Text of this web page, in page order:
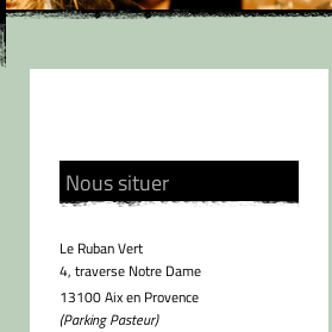
Nous situer
Le Ruban Vert
4, traverse Notre Dame
13100Aix en Provence
(Parking Pasteur)